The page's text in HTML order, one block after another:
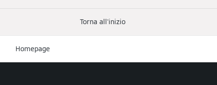
Torna all'inizio
Homepage